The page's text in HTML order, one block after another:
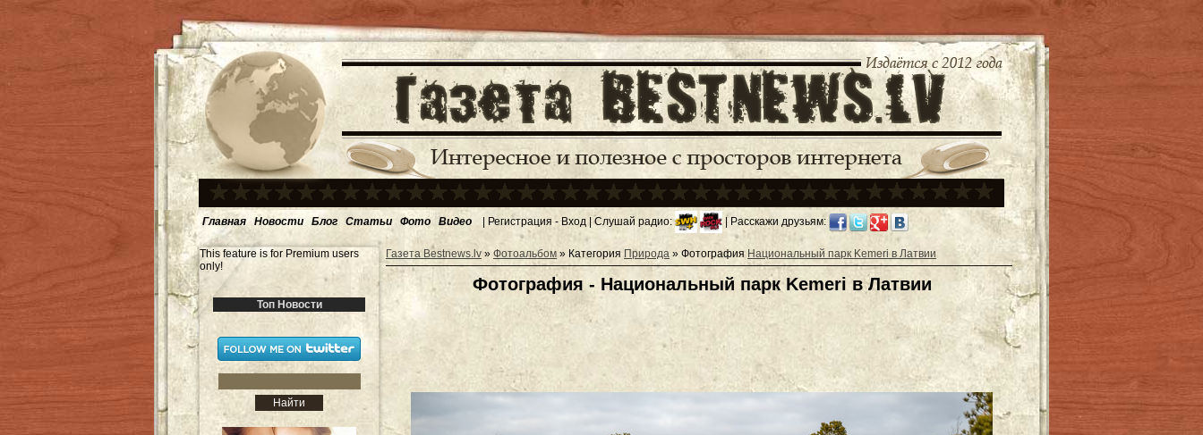
Главная Новости Блог Статьи Фото Видео | Регистрация - Вход | Слушай радио: | Расскажи друзьям:
This feature is for Premium users
only!
Топ Новости
Газета Bestnews.lv» Фотоальбом » Категория Природа » Фотография Национальный парк Kemeri в Латвии
Фотография - Национальный парк Kemeri в Латвии